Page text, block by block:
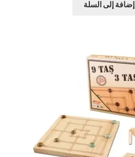
إضافة إلى السلة